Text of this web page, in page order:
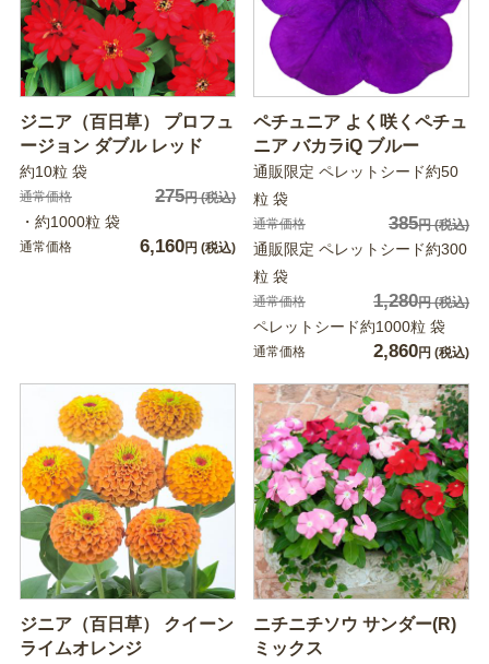
ジニア（百日草） プロフュ
ージョン ダブル レッド
約10粒 袋
通常価格 275円(税込)
・約1000粒 袋
通常価格 6,160円 (税込)
ペチュニア よく咲くペチュ
ニア バカラiQ ブルー
通販限定 ペレットシード約50
粒 袋
通常価格 385円(税込)
通販限定 ペレットシード約300
粒 袋
通常価格 1,280円(税込)
ペレットシード約1000粒 袋
通常価格 2,860円 (税込)
ジニア（百日草） クイーン
ライムオレンジ
ニチニチソウ サンダー(R)
ミックス